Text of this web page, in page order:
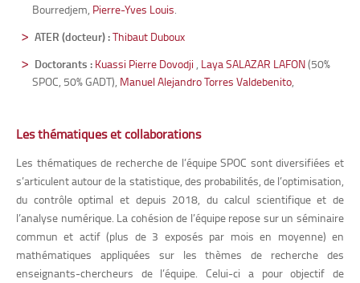
Bourredjem, Pierre-Yves Louis.
ATER (docteur) :Thibaut Duboux
Doctorants : Kuassi Pierre Dovodji , Laya SALAZAR LAFON(50%
SPOC, 50% GADT), Manuel Alejandro Torres Valdebenito,
Les thématiques et collaborations
Les thématiques de recherche de l’équipe SPOC sont diversifiées et
s’articulent autour de la statistique, des probabilités, de l’optimisation,
du contrôle optimal et depuis 2018, du calcul scientifique et de
l’analyse numérique. La cohésion de l’équipe repose sur un séminaire
commun et actif (plus de 3 exposés par mois en moyenne) en
mathématiques appliquées sur les thèmes de recherche des
enseignants-chercheurs de l’équipe. Celui-ci a pour objectif de